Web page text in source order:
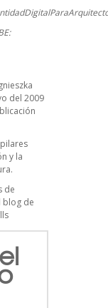
del 2009
y la
de
blog de